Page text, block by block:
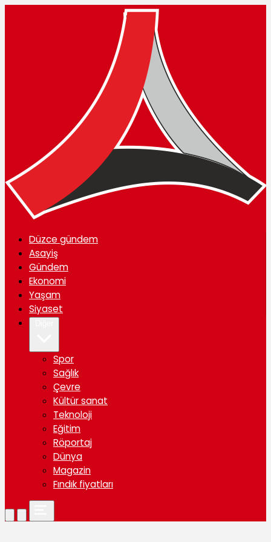
Düzce gündem
Asayiş
Gündem
Ekonomi
Yaşam
Siyaset
Spor
Sağlık
Çevre
Kültür sanat
Teknoloji
Eğitim
Röportaj
Dünya
Magazin
Fındık fiyatları